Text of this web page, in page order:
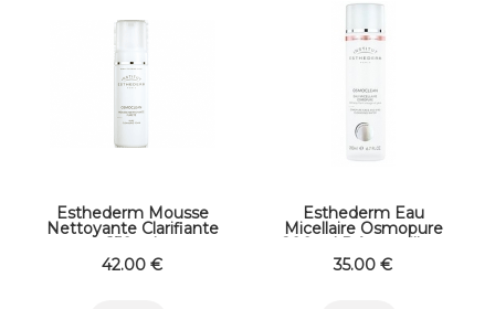
Esthederm Mousse
Nettoyante Clarifiante
150 ml
42.00 €
Esthederm Eau
Micellaire Osmopure
200 ml Démaquillant
Visage et Yeux
35.00 €